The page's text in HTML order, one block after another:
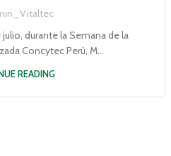
durante la Semana de la
Concytec Perú, M...
READING